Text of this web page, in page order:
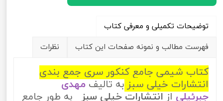
توضیحات تکمیلی و معرفی کتاب
فهرست مطالب و نمونه صفحات این کتاب
نظرات
کتاب شیمی جامع کنکور سری جمع بندی
انتشارات خیلی سبز به تالیف مهدی
جبرئیلی از انتشارات خیلی سبز به طور جامع